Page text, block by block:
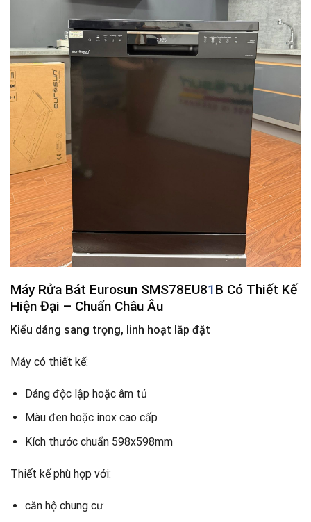
Máy Rửa Bát Eurosun SMS78EU81B Có Thiết Kế
Hiện Đại – Chuẩn Châu Âu
Kiểu dáng sang trọng, linh hoạt lắp đặt
Máy có thiết kế:
Dáng độc lập hoặc âm tủ
Màu đen hoặc inox cao cấp
Kích thước chuẩn 598x598mm
Thiết kế phù hợp với:
căn hộ chung cư